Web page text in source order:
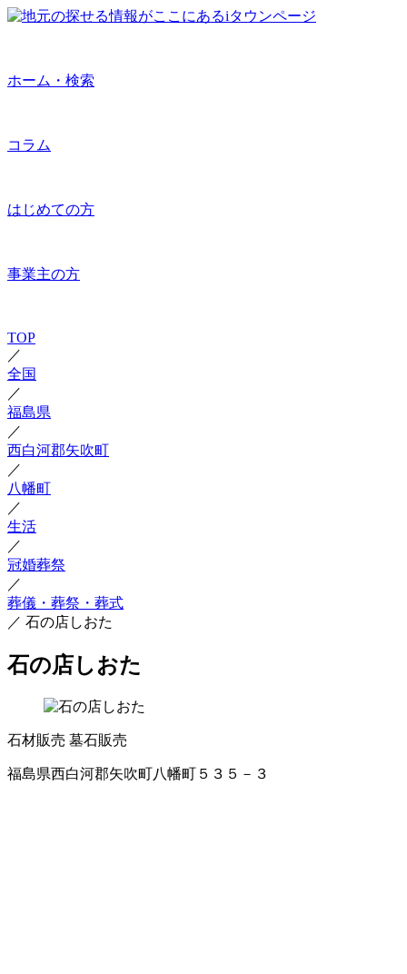
ホーム・検索
コラム
はじめての方
事業主の方
TOP
／
全国
／
福島県
／
西白河郡矢吹町
／
八幡町
／
生活
／
冠婚葬祭
／
葬儀・葬祭・葬式
／ 石の店しおた
石の店しおた
石材販売 墓石販売
福島県西白河郡矢吹町八幡町５３５－３